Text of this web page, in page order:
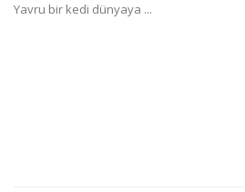
Yavru bir kedi dünyaya ...